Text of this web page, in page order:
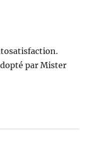
par Mister